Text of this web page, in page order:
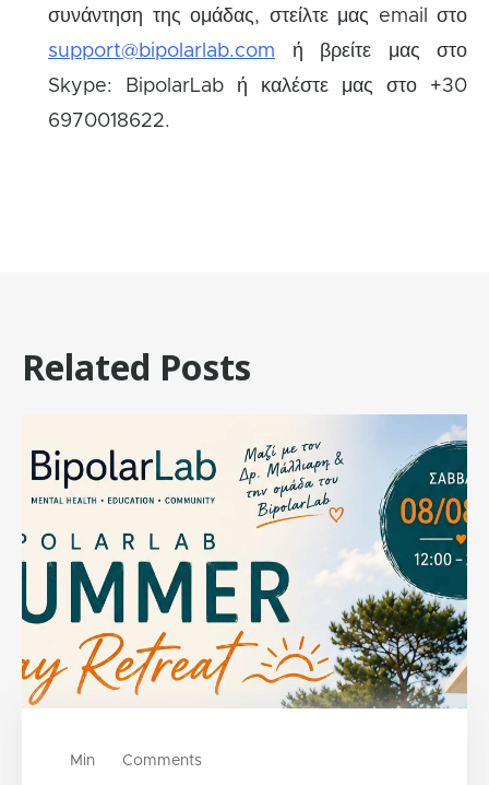
συνάντηση της ομάδας, στείλτε μας email στο
support@bipolarlab.com ή βρείτε μας στο
Skype: BipolarLab ή καλέστε μας στο +30
6970018622.
Related Posts
Min Comments